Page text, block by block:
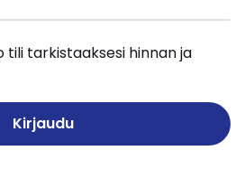
tili tarkistaaksesi hinnan ja
Kirjaudu